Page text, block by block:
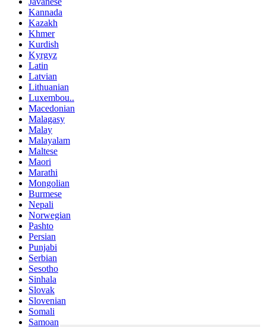
Kannada
Kazakh
Khmer
Kurdish
Kyrgyz
Latin
Latvian
Lithuanian
Luxembou..
Macedonian
Malagasy
Malay
Malayalam
Maltese
Maori
Marathi
Mongolian
Burmese
Nepali
Norwegian
Pashto
Persian
Punjabi
Serbian
Sesotho
Sinhala
Slovak
Slovenian
Somali
Samoan